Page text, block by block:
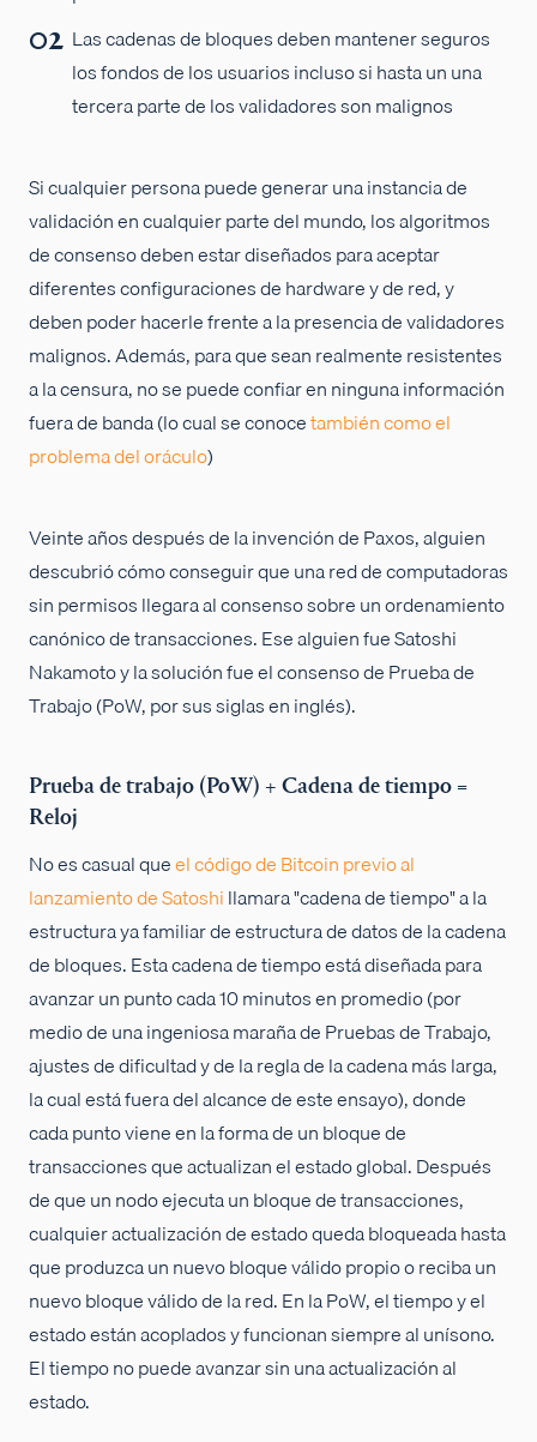
Las cadenas de bloques deben mantener seguros
los fondos de los usuarios incluso si hasta un una
tercera parte de los validadores son malignos
Si cualquier persona puede generar una instancia de
validación en cualquier parte del mundo, los algoritmos
de consenso deben estar diseñados para aceptar
diferentes configuraciones de hardware y de red, y
deben poder hacerle frente a la presencia de validadores
malignos. Además, para que sean realmente resistentes
a la censura, no se puede confiar en ninguna información
fuera de banda (lo cual se conocetambién como el
problema del oráculo)
Veinte años después de la invención de Paxos, alguien
descubrió cómo conseguir que una red de computadoras
sin permisos llegara al consenso sobre un ordenamiento
canónico de transacciones. Ese alguien fue Satoshi
Nakamoto y la solución fue el consenso de Prueba de
Trabajo (PoW, por sus siglas en inglés).
Prueba de trabajo (PoW) + Cadena de tiempo =
Reloj
No es casual queel código de Bitcoin previo al
lanzamiento de Satoshillamara "cadena de tiempo" a la
estructura ya familiar de estructura de datos de la cadena
de bloques. Esta cadena de tiempo está diseñada para
avanzar un punto cada 10 minutos en promedio (por
medio de una ingeniosa maraña de Pruebas de Trabajo,
ajustes de dificultad y de la regla de la cadena más larga,
la cual está fuera del alcance de este ensayo), donde
cada punto viene en la forma de un bloque de
transacciones que actualizan el estado global. Después
de que un nodo ejecuta un bloque de transacciones,
cualquier actualización de estado queda bloqueada hasta
que produzca un nuevo bloque válido propio o reciba un
nuevo bloque válido de la red. En la PoW, el tiempo y el
estado están acoplados y funcionan siempre al unísono.
El tiempo no puede avanzar sin una actualización al
estado.